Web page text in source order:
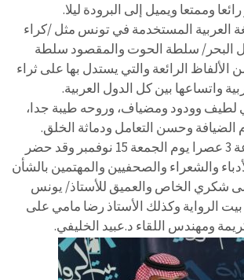
وممتعا ويميل إلى البرودة ليلا.
العربية المستخدمة في تونس مثل /كراء
البحر/ سلطة الحوت والمقصود سلطة
الألفاظ الرائعة والتي يستدل بها على ثراء
واتساعها بين كل الدول العربية.
لطيف وودود ومضياف، وروحه طيبة جدا،
وحسن التعامل ودماثة الخلق.
كان اللقاء الساعة 3 عصرا يوم الجمعة 15 نوفمبر وقد حضر
والشعراء والصحفيين والمهتمين بالشأن
شكري الخاص والعميق للأستاذ/ يونس
الرواية وكذلك الأستاذ رضا مامي على
ومهندس اللقاء د.عبيد الخليفي.